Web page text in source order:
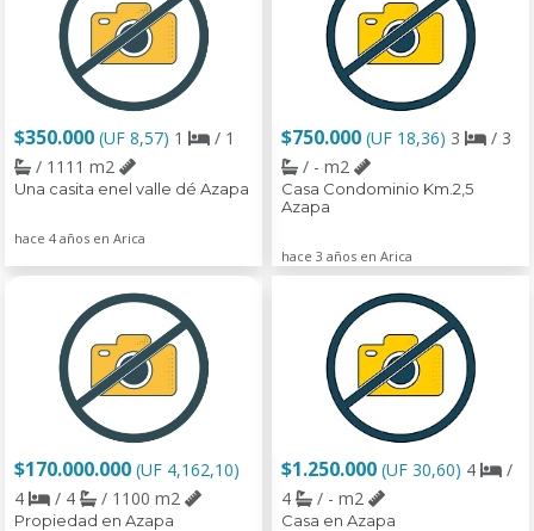
$350.000 (UF 8,57) 1
/ 1
/ 1111 m2
Una casita enel valle dé Azapa
hace 4 años en Arica
$750.000 (UF 18,36) 3
/ 3
/ - m2
Casa Condominio Km.2,5
Azapa
hace 3 años en Arica
$170.000.000 (UF 4,162,10)
4
/ 4 / 1100 m2
Propiedad en Azapa
$1.250.000 (UF 30,60) 4
/
4
/ - m2
Casa en Azapa